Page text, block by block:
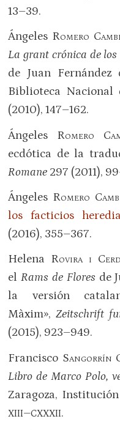
13–39.
Ángeles Romero
La grant crónica de
de Juan Fernández
Biblioteca Nacional
(2010), 147–162.
Ángeles Romero
ecdótica de la
Romane 297 (2011),
Ángeles Romero
los facticios
(2016), 355–367.
Helena Rovira i
elRams de Flores de
la versión
Màxim»,Zeitschrift
(2015), 923–949.
Francisco Sangorrín
Libro de Marco Polo,
Zaragoza,
XIII–CXXXII.